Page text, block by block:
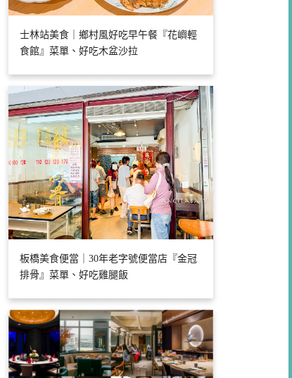
士林站美食｜鄉村風好吃早午餐『花嶼輕
食館』菜單、好吃木盆沙拉
板橋美食便當｜30年老字號便當店『金冠
排骨』菜單、好吃雞腿飯